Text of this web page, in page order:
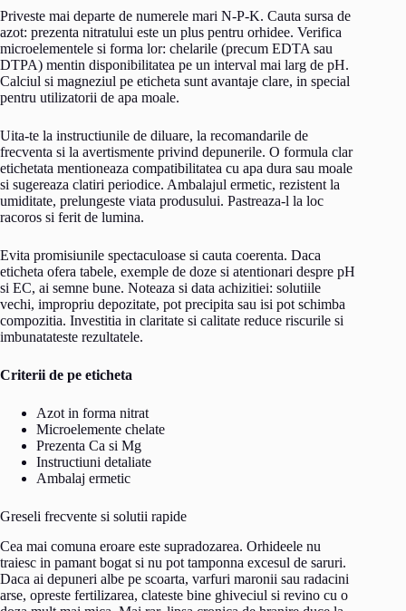
Priveste mai departe de numerele mari N-P-K. Cauta sursa de
azot: prezenta nitratului este un plus pentru orhidee. Verifica
microelementele si forma lor: chelarile (precum EDTA sau
DTPA) mentin disponibilitatea pe un interval mai larg de pH.
Calciul si magneziul pe eticheta sunt avantaje clare, in special
pentru utilizatorii de apa moale.
Uita-te la instructiunile de diluare, la recomandarile de
frecventa si la avertismente privind depunerile. O formula clar
etichetata mentioneaza compatibilitatea cu apa dura sau moale
si sugereaza clatiri periodice. Ambalajul ermetic, rezistent la
umiditate, prelungeste viata produsului. Pastreaza-l la loc
racoros si ferit de lumina.
Evita promisiunile spectaculoase si cauta coerenta. Daca
eticheta ofera tabele, exemple de doze si atentionari despre pH
si EC, ai semne bune. Noteaza si data achizitiei: solutiile
vechi, impropriu depozitate, pot precipita sau isi pot schimba
compozitia. Investitia in claritate si calitate reduce riscurile si
imbunatateste rezultatele.
Criterii de pe eticheta
Azot in forma nitrat
Microelemente chelate
Prezenta Ca si Mg
Instructiuni detaliate
Ambalaj ermetic
Greseli frecvente si solutii rapide
Cea mai comuna eroare este supradozarea. Orhideele nu
traiesc in pamant bogat si nu pot tamponna excesul de saruri.
Daca ai depuneri albe pe scoarta, varfuri maronii sau radacini
arse, opreste fertilizarea, clateste bine ghiveciul si revino cu o